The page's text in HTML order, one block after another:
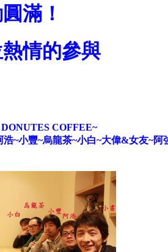
滿！
情的參與
COFFEE~
~小豐~烏龍茶~小白~大偉&女友~阿